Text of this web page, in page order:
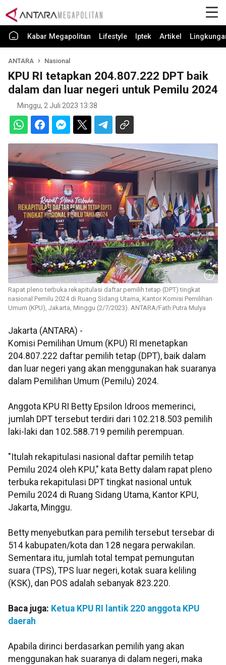
Kabar Megapolitan Lifestyle Iptek Artikel
ANTARA Nasional
KPU RI tetapkan 204.807.222 DPT baik
dalam dan luar negeri untuk Pemilu 2024
Minggu, 2 Juli 2023 13:38
Rapat pleno terbuka rekapitulasi daftar pemilih tetap (DPT) tingkat
nasional Pemilu 2024 di Ruang Sidang Utama, Kantor Komisi Pemilihan
Umum (KPU), Jakarta, Minggu (2/7/2023). ANTARA/Fath Putra Mulya
Jakarta (ANTARA) -
Komisi Pemilihan Umum (KPU) RI menetapkan
204.807.222 daftar pemilih tetap (DPT), baik dalam
dan luar negeri yang akan menggunakan hak suaranya
dalam Pemilihan Umum (Pemilu) 2024.
Anggota KPU RI Betty Epsilon Idroos memerinci,
jumlah DPT tersebut terdiri dari 102.218.503 pemilih
laki-laki dan 102.588.719 pemilih perempuan.
"Itulah rekapitulasi nasional daftar pemilih tetap
Pemilu 2024 oleh KPU," kata Betty dalam rapat pleno
terbuka rekapitulasi DPT tingkat nasional untuk
Pemilu 2024 di Ruang Sidang Utama, Kantor KPU,
Jakarta, Minggu.
Betty menyebutkan para pemilih tersebut tersebar di
514 kabupaten/kota dan 128 negara perwakilan.
Sementara itu, jumlah total tempat pemungutan
suara (TPS), TPS luar negeri, kotak suara keliling
(KSK), dan POS adalah sebanyak 823.220.
Baca juga: Ketua KPU RI lantik 220 anggota KPU
daerah
Apabila dirinci berdasarkan pemilih yang akan
menggunakan hak suaranya di dalam negeri, maka